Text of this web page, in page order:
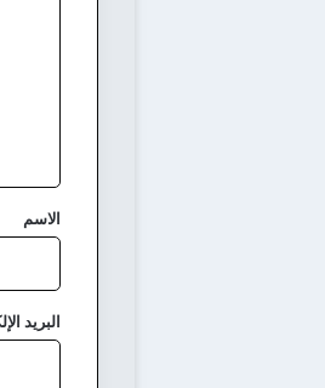
*
الاسم
البريد